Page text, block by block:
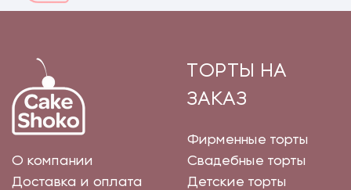
О компании
Доставка и оплата
ТОРТЫ НА
ЗАКАЗ
Фирменные торты
Свадебные торты
Детские торты